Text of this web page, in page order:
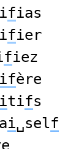
fias
fier
fiez
ifère
itifs
i␣self
e